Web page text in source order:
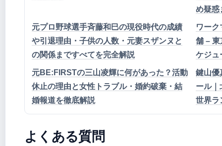
め疑惑
元プロ野球選手斉藤和巳の現役時代の成績
や引退理由・子供の人数・元妻スザンヌと
の関係まですべてを完全解説
ワー
舗 –
ケジュ
元BE:FIRSTの三山凌輝に何があった？活動
休止の理由と女性トラブル・婚約破棄・結
婚報道を徹底解説
鍵山優
ール｜
世界ラ
よくある質問